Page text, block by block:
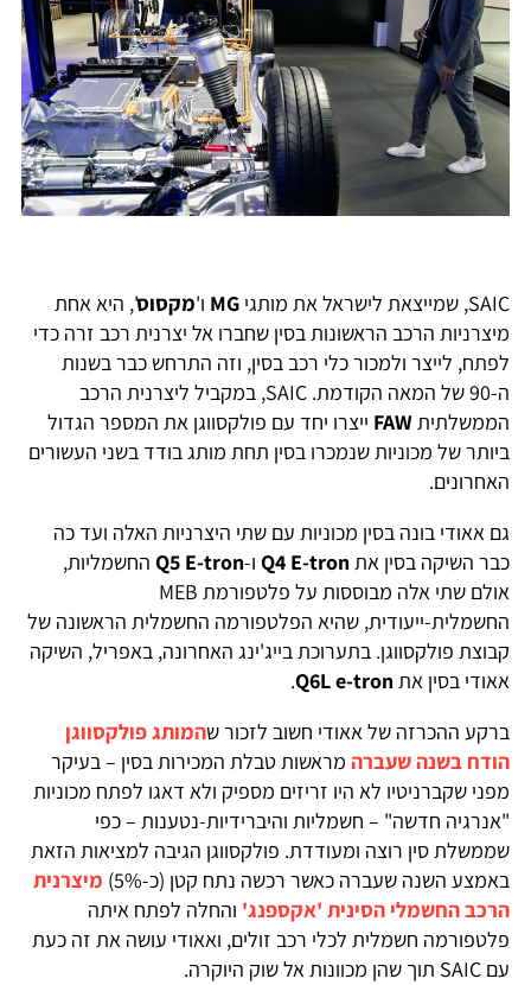
SAIC, שמייצאת לישראל את מותגי MG ו'מקסוס', היא אחת
מיצרניות הרכב הראשונות בסין שחברו אל יצרנית רכב זרה כדי
לפתח, לייצר ולמכור כלי רכב בסין, וזה התרחש כבר בשנות
ה-90 של המאה הקודמת. SAIC, במקביל ליצרנית הרכב
הממשלתיתFAW ייצרו יחד עם פולקסווגן את המספר הגדול
ביותר של מכוניות שנמכרו בסין תחת מותג בודד בשני העשורים
האחרונים.
גם אאודי בונה בסין מכוניות עם שתי היצרניות האלה ועד כה
כבר השיקה בסין אתQ4 E-tron ו-Q5 E-tron החשמליות,
אולם שתי אלה מבוססות על פלטפורמת MEB
החשמלית-ייעודית, שהיא הפלטפורמה החשמלית הראשונה של
קבוצת פולקסווגן. בתערוכת בייג'ינג האחרונה, באפריל, השיקה
אאודי בסין אתQ6L e-tron
.
ברקע ההכרזה של אאודי חשוב לזכור שהמותג פולקסווגן
הודח בשנה שעברה מראשות טבלת המכירות בסין – בעיקר
מפני שקברניטיו לא היו זריזים מספיק ולא דאגו לפתח מכוניות
"אנרגיה חדשה" – חשמליות והיברידיות-נטענות – כפי
שממשלת סין רוצה ומעודדת. פולקסווגן הגיבה למציאות הזאת
באמצע השנה שעברה כאשר רכשה נתח קטן (כ-5%)
מיצרנית
הרכב החשמלי הסינית 'אקספנג' והחלה לפתח איתה
פלטפורמה חשמלית לכלי רכב זולים, ואאודי עושה את זה כעת
עם SAIC תוך שהן מכוונות אל שוק היוקרה.